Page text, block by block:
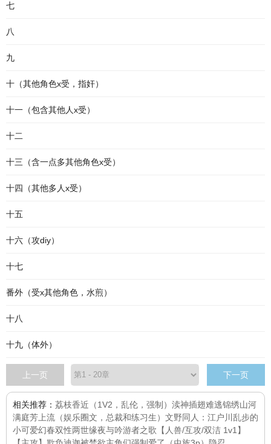
七
八
九
十（其他角色x受，指奸）
十一（包含其他人x受）
十二
十三（含一点多其他角色x受）
十四（其他多人x受）
十五
十六（攻diy）
十七
番外（受x其他角色，水煎）
十八
十九（体外）
上一页 下一页
相关推荐： 荔枝香近（1V2，乱伦，强制） 渎神插翅难逃锦绣山河
满庭芳 上流（娱乐圈文，总裁和练习生） 文野同人：江户川乱步的
小可爱幻春双性两世缘夜与吟游者之歌【人兽/互攻/双洁 1v1】